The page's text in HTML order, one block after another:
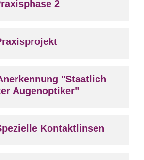
2
"Staatlich
Augenoptiker"
Kontaktlinsen